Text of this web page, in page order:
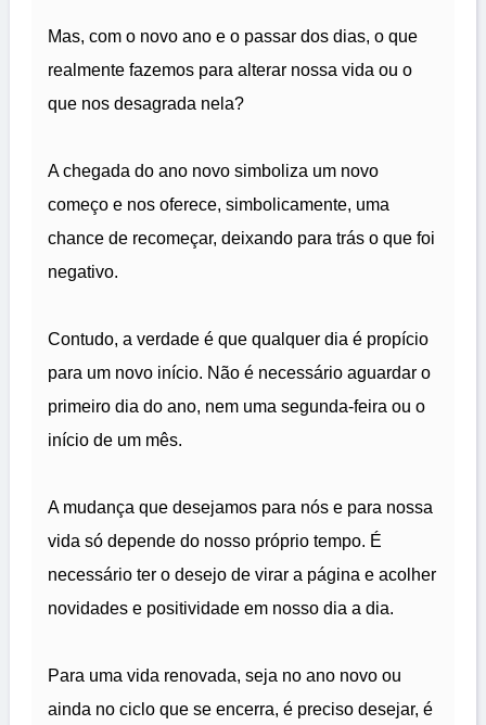
Mas, com o novo ano e o passar dos dias, o que
realmente fazemos para alterar nossa vida ou o
que nos desagrada nela?
A chegada do ano novo simboliza um novo
começo e nos oferece, simbolicamente, uma
chance de recomeçar, deixando para trás o que foi
negativo.
Contudo, a verdade é que qualquer dia é propício
para um novo início. Não é necessário aguardar o
primeiro dia do ano, nem uma segunda-feira ou o
início de um mês.
A mudança que desejamos para nós e para nossa
vida só depende do nosso próprio tempo. É
necessário ter o desejo de virar a página e acolher
novidades e positividade em nosso dia a dia.
Para uma vida renovada, seja no ano novo ou
ainda no ciclo que se encerra, é preciso desejar, é